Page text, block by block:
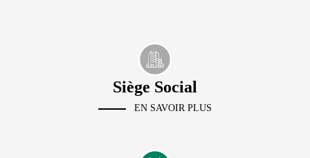
Siège Social
EN SAVOIR PLUS